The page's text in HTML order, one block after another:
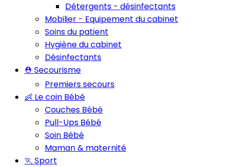
Détergents - désinfectants
Mobilier - Equipement du cabinet
Soins du patient
Hygiène du cabinet
Désinfectants
⛑️ Secourisme
Premiers secours
👶 Le coin Bébé
Couches Bébé
Pull-Ups Bébé
Soin Bébé
Maman & maternité
🏃 Sport